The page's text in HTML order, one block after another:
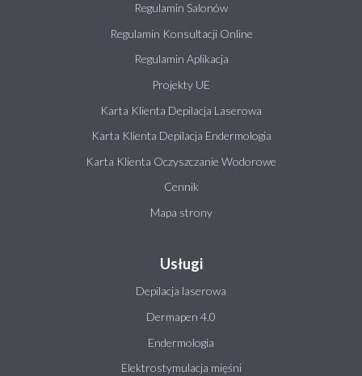
Regulamin Salonów
Regulamin Konsultacji Online
Regulamin Aplikacja
Projekty UE
Karta Klienta Depilacja Laserowa
Karta Klienta Depilacja Endermologia
Karta Klienta Oczyszczanie Wodorowe
Cennik
Mapa strony
Usługi
Depilacja laserowa
Dermapen 4.0
Endermologia
Elektrostymulacja mięśni